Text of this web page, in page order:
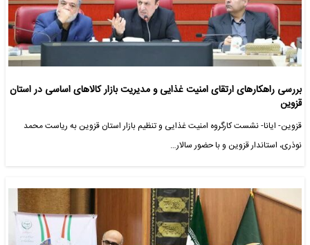
بررسی راهکارهای ارتقای امنیت غذایی و مدیریت بازار کالاهای اساسی در استان
قزوین
قزوین- ایانا- نشست کارگروه امنیت غذایی و تنظیم بازار استان قزوین به ریاست محمد
نوذری، استاندار قزوین و با حضور سالار…